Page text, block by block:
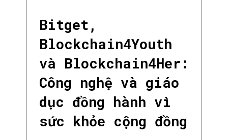
Bitget,
Blockchain4Youth
và Blockchain4Her:
Công nghệ và giáo
dục đồng hành vì
sức khỏe cộng đồng